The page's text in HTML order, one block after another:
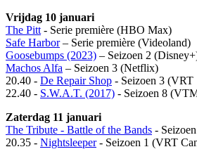
Vrijdag 10 januari
The Pitt - Serie première (HBO Max)
Safe Harbor– Serie première (Videoland)
Goosebumps (2023) – Seizoen 2
Machos Alfa – Seizoen 3 (Netflix)
20.40 - De Repair Shop - Seizoen 3 (VRT
22.40 - S.W.A.T. (2017) - Seizoen 8
Zaterdag 11 januari
The Tribute - Battle of the Bands -
20.35 - Nightsleeper- Seizoen 1 (VRT